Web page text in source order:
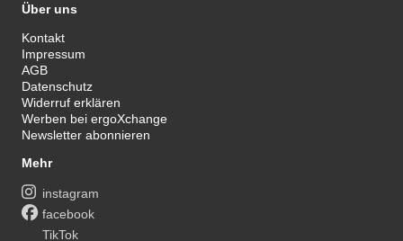
Über uns
Kontakt
Impressum
AGB
Datenschutz
Widerruf erklären
Werben bei ergoXchange
Newsletter abonnieren
Mehr
instagram
facebook
TikTok